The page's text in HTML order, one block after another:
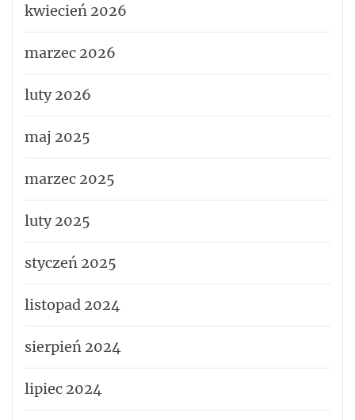
kwiecień 2026
marzec 2026
luty 2026
maj 2025
marzec 2025
luty 2025
styczeń 2025
listopad 2024
sierpień 2024
lipiec 2024